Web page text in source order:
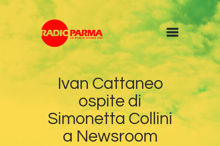
Ivan Cattaneo
ospite di
Simonetta Collini
a Newsroom
Home
Radio
Programmi
Podcast